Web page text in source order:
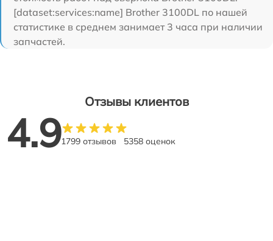
[dataset:services:name] Brother 3100DL по нашей
статистике в среднем занимает 3 часа при наличии
запчастей.
Отзывы клиентов
4.91799 отзывов 5358 оценок